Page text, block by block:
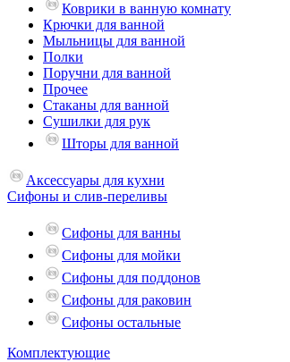
Коврики в ванную комнату
Крючки для ванной
Мыльницы для ванной
Полки
Поручни для ванной
Прочее
Стаканы для ванной
Сушилки для рук
Шторы для ванной
Аксессуары для кухни
Сифоны и слив-переливы
Сифоны для ванны
Сифоны для мойки
Сифоны для поддонов
Сифоны для раковин
Сифоны остальные
Комплектующие